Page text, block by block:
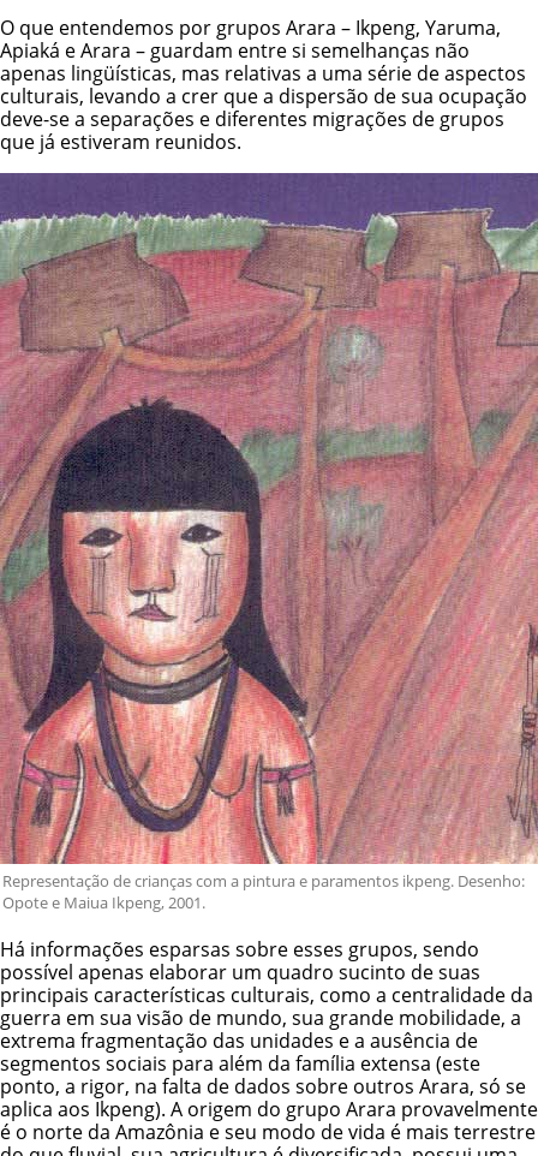
O que entendemos por grupos Arara – Ikpeng, Yaruma,
Apiaká e Arara – guardam entre si semelhanças não
apenas lingüísticas, mas relativas a uma série de aspectos
culturais, levando a crer que a dispersão de sua ocupação
deve-se a separações e diferentes migrações de grupos
que já estiveram reunidos.
Representação de crianças com a pintura e paramentos ikpeng. Desenho:
Opote e Maiua Ikpeng, 2001.
Há informações esparsas sobre esses grupos, sendo
possível apenas elaborar um quadro sucinto de suas
principais características culturais, como a centralidade da
guerra em sua visão de mundo, sua grande mobilidade, a
extrema fragmentação das unidades e a ausência de
segmentos sociais para além da família extensa (este
ponto, a rigor, na falta de dados sobre outros Arara, só se
aplica aos Ikpeng). A origem do grupo Arara provavelmente
é o norte da Amazônia e seu modo de vida é mais terrestre